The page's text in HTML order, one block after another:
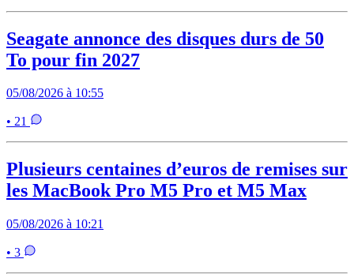
Seagate annonce des disques durs de 50
To pour fin 2027
05/08/2026 à 10:55
• 21
Plusieurs centaines d’euros de remises sur
les MacBook Pro M5 Pro et M5 Max
05/08/2026 à 10:21
• 3